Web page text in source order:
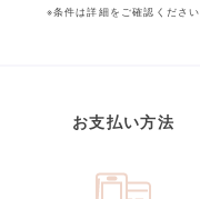
※条件は詳細をご確認ください
お支払い方法